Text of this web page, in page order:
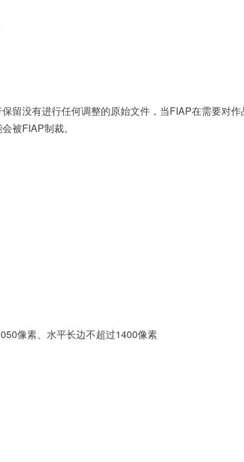
留没有进行任何调整的原始文件，当FIAP在需要对作
被FIAP制裁。
像素、水平长边不超过1400像素